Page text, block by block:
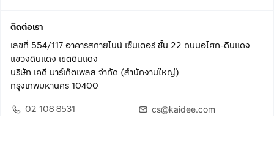
ติดต่อเรา
เลขที่ 554/117 อาคารสกายไนน์ เซ็นเตอร์ ชั้น 22 ถนนอโศก-ดินแดง
แขวงดินแดง เขตดินแดง
บริษัท เคดี มาร์เก็ตเพลส จำกัด (สำนักงานใหญ่)
กรุงเทพมหานคร 10400
02 108 8531
cs@kaidee.com